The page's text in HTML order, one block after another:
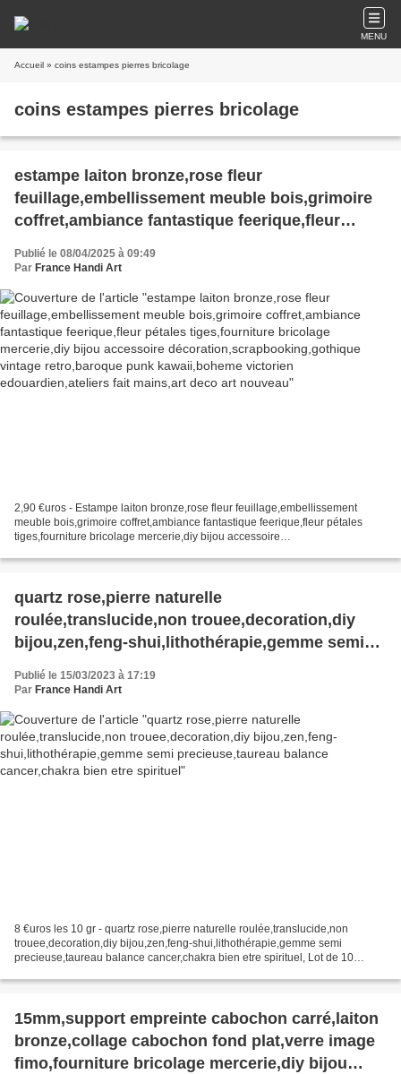
MENU
Accueil » coins estampes pierres bricolage
coins estampes pierres bricolage
estampe laiton bronze,rose fleur
feuillage,embellissement meuble bois,grimoire
coffret,ambiance fantastique feerique,fleur
pétales tiges,fourniture bricolage mercerie,diy
bijou accessoire
retro,baroque punk kawaii,boheme victorien
edouardien,ateliers fait mains,art deco art
nouveau
Publié le 08/04/2025 à 09:49
Par France Handi Art
2,90 €uros - Estampe laiton bronze,rose fleur feuillage,embellissement
meuble bois,grimoire coffret,ambiance fantastique feerique,fleur pétales
tiges,fourniture bricolage mercerie,diy bijou accessoire
quartz rose,pierre naturelle
roulée,translucide,non trouee,decoration,diy
bijou,zen,feng-shui,lithothérapie,gemme semi
etre spirituel
Publié le 15/03/2023 à 17:19
Par France Handi Art
8 €uros les 10 gr - quartz rose,pierre naturelle roulée,translucide,non
trouee,decoration,diy bijou,zen,feng-shui,lithothérapie,gemme semi
precieuse,taureau balance cancer,chakra bien etre spirituel, Lot de 10
15mm,support empreinte cabochon carré,laiton
bronze,collage cabochon fond plat,verre image
fimo,fourniture bricolage mercerie,diy bijou